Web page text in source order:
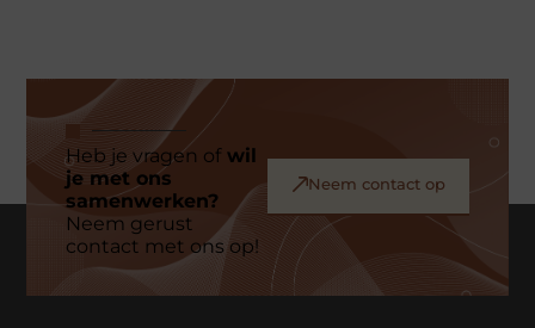
Heb je vragen ofwil
je met ons
samenwerken?
Neem gerust
contact met ons op!
Neem contact op